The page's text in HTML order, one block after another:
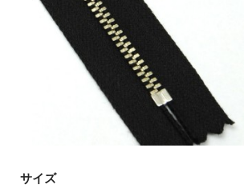
サイズ